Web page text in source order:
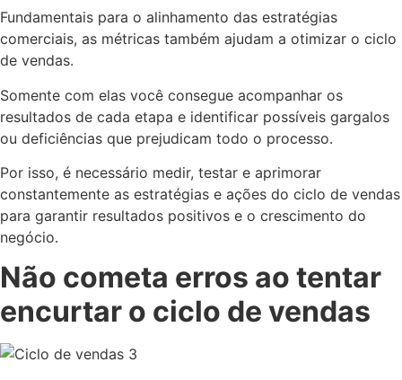
Fundamentais para o alinhamento das estratégias
comerciais, as métricas também ajudam a otimizar o ciclo
de vendas.
Somente com elas você consegue acompanhar os
resultados de cada etapa e identificar possíveis gargalos
ou deficiências que prejudicam todo o processo.
Por isso, é necessário medir, testar e aprimorar
constantemente as estratégias e ações do ciclo de vendas
para garantir resultados positivos e o crescimento do
negócio.
Não cometa erros ao tentar
encurtar o ciclo de vendas